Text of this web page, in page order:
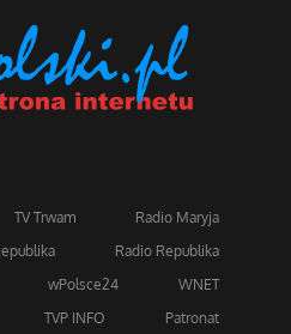
TV Trwam
Radio Maryja
Radio Republika
wPolsce24
WNET
TVP INFO
Patronat